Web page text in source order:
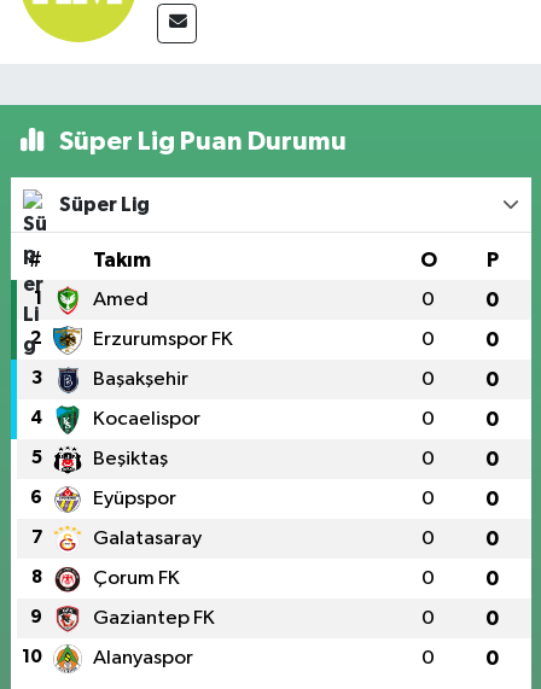
Süper Lig Puan Durumu
Süper Lig
# Takım O P
1 Amed 0 0
2 Erzurumspor FK 0 0
3 Başakşehir 0 0
4 Kocaelispor 0 0
5 Beşiktaş 0 0
6 Eyüpspor 0 0
7 Galatasaray 0 0
8 Çorum FK 0 0
9 Gaziantep FK 0 0
10 Alanyaspor 0 0